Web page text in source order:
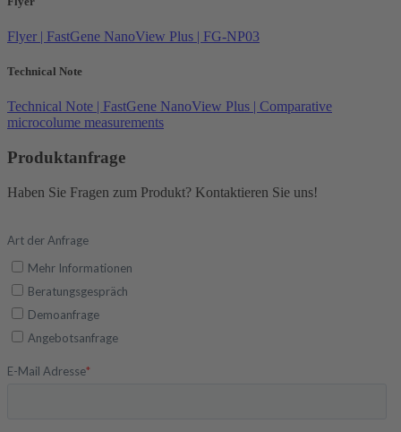
Flyer | FastGene NanoView Plus | FG-NP03
Technical Note
Technical Note | FastGene NanoView Plus | Comparative
microcolume measurements
Produktanfrage
Haben Sie Fragen zum Produkt? Kontaktieren Sie uns!